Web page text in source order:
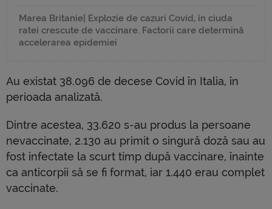
Marea Britanie| Explozie de cazuri Covid, în ciuda
ratei crescute de vaccinare. Factorii care determină
accelerarea epidemiei
Au existat 38.096 de decese Covid în Italia, în
perioada analizată.
Dintre acestea, 33.620 s-au produs la persoane
nevaccinate, 2.130 au primit o singură doză sau au
fost infectate la scurt timp după vaccinare, înainte
ca anticorpii să se fi format, iar 1.440 erau complet
vaccinate.